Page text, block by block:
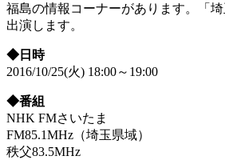
福島の情報コーナーがあります。「
出演します。
◆日時
2016/10/25(火) 18:00～19:00
◆番組
NHK FMさいたま
FM85.1MHz（埼玉県域）
秩父83.5MHz